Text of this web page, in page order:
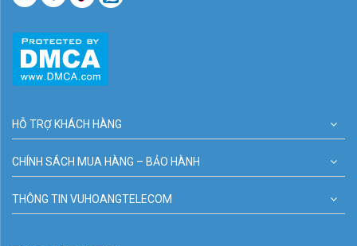
HỖ TRỢ KHÁCH HÀNG
CHÍNH SÁCH MUA HÀNG – BẢO HÀNH
THÔNG TIN VUHOANGTELECOM